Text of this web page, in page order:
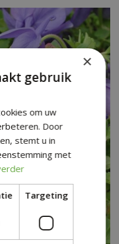
×
gebruik
om uw
Door
stemt u in
met
Targeting